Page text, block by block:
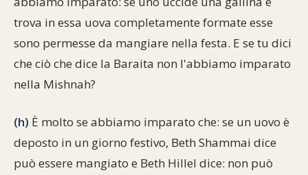
trova in essa uova completamente formate esse
sono permesse da mangiare nella festa. E se tu dici
che ciò che dice la Baraita non l'abbiamo imparato
nella Mishnah?
(h) È molto se abbiamo imparato che: se un uovo è
deposto in un giorno festivo, Beth Shammai dice
può essere mangiato e Beth Hillel dice: non può